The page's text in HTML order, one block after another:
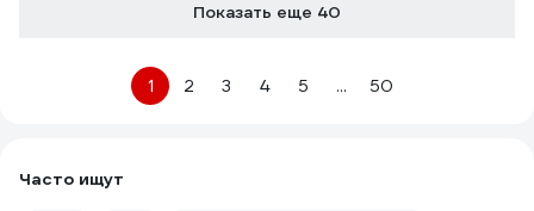
Показать еще 40
1 2 3 4 5 ... 50
Часто ищут